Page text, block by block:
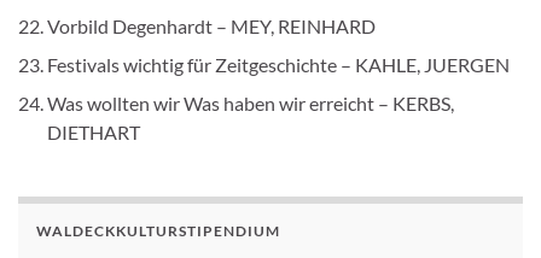
Vorbild Degenhardt – MEY, REINHARD
Festivals wichtig für Zeitgeschichte – KAHLE, JUERGEN
Was wollten wir Was haben wir erreicht – KERBS,
DIETHART
WALDECKKULTURSTIPENDIUM